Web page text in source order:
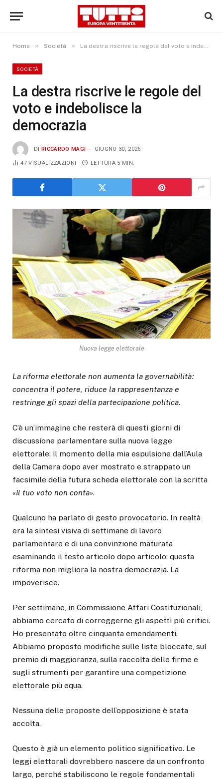
Home » Società » La destra riscrive le regole del voto e indebolisce la democrazia
SOCIETÀ
La destra riscrive le regole del
voto e indebolisce la
democrazia
DI RICCARDO MAGI GIUGNO 30, 2026
47VISUALIZZAZIONI LETTURA 5 MIN.
Nuova legge elettorale
La riforma elettorale non aumenta la governabilità:
concentra il potere, riduce la rappresentanza e
restringe gli spazi della partecipazione politica.
C’è un’immagine che resterà di questi giorni di
discussione parlamentare sulla nuova legge
elettorale: il momento della mia espulsione dall’Aula
della Camera dopo aver mostrato e strappato un
facsimile della futura scheda elettorale con la scritta
«Il tuo voto non conta».
Qualcuno ha parlato di gesto provocatorio. In realtà
era la sintesi visiva di settimane di lavoro
parlamentare e di una convinzione maturata
esaminando il testo articolo dopo articolo: questa
riforma non migliora la nostra democrazia. La
impoverisce.
Per settimane, in Commissione Affari Costituzionali,
abbiamo cercato di correggerne gli aspetti più critici.
Ho presentato oltre cinquanta emendamenti.
Abbiamo proposto modifiche sulle liste bloccate, sul
premio di maggioranza, sulla raccolta delle firme e
sugli strumenti per garantire una competizione
elettorale più equa.
Nessuna delle proposte dell’opposizione è stata
accolta.
Questo è già un elemento politico significativo. Le
leggi elettorali dovrebbero nascere da un confronto
largo, perché stabiliscono le regole fondamentali